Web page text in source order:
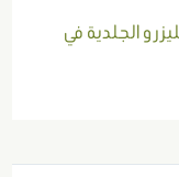
و الجلدية في